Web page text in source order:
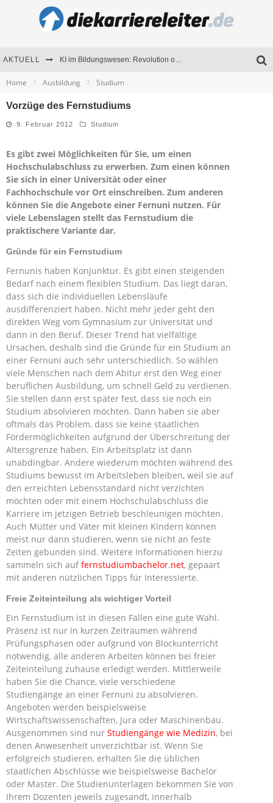
AKTUELL KI im Bildungswesen: Revolution oder Risiko für Schulen und Universitäten?
Home Ausbildung Studium
Vorzüge des Fernstudiums
9. Februar 2012 Studium
Es gibt zwei Möglichkeiten für Sie, um einen
Hochschulabschluss zu erwerben. Zum einen können
Sie sich in einer Universität oder einer
Fachhochschule vor Ort einschreiben. Zum anderen
können Sie die Angebote einer Fernuni nutzen. Für
viele Lebenslagen stellt das Fernstudium die
praktischere Variante dar.
Gründe für ein Fernstudium
Fernunis haben Konjunktur. Es gibt einen steigenden
Bedarf nach einem flexiblen Studium. Das liegt daran,
dass sich die individuellen Lebensläufe
ausdifferenziert haben. Nicht mehr jeder geht den
direkten Weg vom Gymnasium zur Universität und
dann in den Beruf. Dieser Trend hat vielfältige
Ursachen, deshalb sind die Gründe für ein Studium an
einer Fernuni auch sehr unterschiedlich. So wählen
viele Menschen nach dem Abitur erst den Weg einer
beruflichen Ausbildung, um schnell Geld zu verdienen.
Sie stellen dann erst später fest, dass sie noch ein
Studium absolvieren möchten. Dann haben sie aber
oftmals das Problem, dass sie keine staatlichen
Fördermöglichkeiten aufgrund der Überschreitung der
Altersgrenze haben. Ein Arbeitsplatz ist dann
unabdingbar. Andere wiederum möchten während des
Studiums bewusst im Arbeitsleben bleiben, weil sie auf
den erreichten Lebensstandard nicht verzichten
möchten oder mit einem Hochschulabschluss die
Karriere im jetzigen Betrieb beschleunigen möchten.
Auch Mütter und Väter mit kleinen Kindern können
meist nur dann studieren, wenn sie nicht an feste
Zeiten gebunden sind. Weitere Informationen hierzu
sammeln sich auf fernstudiumbachelor.net, gepaart
mit anderen nützlichen Tipps für Interessierte.
Freie Zeiteinteilung als wichtiger Vorteil
Ein Fernstudium ist in diesen Fällen eine gute Wahl.
Präsenz ist nur in kurzen Zeiträumen während
Prüfungsphasen oder aufgrund von Blockunterricht
notwendig, alle anderen Arbeiten können bei freier
Zeiteinteilung zuhause erledigt werden. Mittlerweile
haben Sie die Chance, viele verschiedene
Studiengänge an einer Fernuni zu absolvieren.
Angeboten werden beispielsweise
Wirtschaftswissenschaften, Jura oder Maschinenbau.
Ausgenommen sind nur Studiengänge wie Medizin, bei
denen Anwesenheit unverzichtbar ist. Wenn Sie
erfolgreich studieren, erhalten Sie die üblichen
staatlichen Abschlüsse wie beispielsweise Bachelor
oder Master. Die Studienunterlagen bekommen Sie von
Ihrem Dozenten jeweils zugesandt, innerhalb